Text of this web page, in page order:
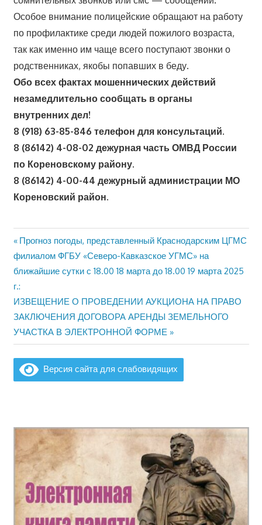
Особое внимание полицейские обращают на работу
по профилактике среди людей пожилого возраста,
так как именно им чаще всего поступают звонки о
родственниках, якобы попавших в беду.
Обо всех фактах мошеннических действий
незамедлительно сообщать в органы
внутренних дел!
8 (918) 63-85-846 телефон для консультаций.
8 (86142) 4-08-02 дежурная часть ОМВД России
по Кореновскому району.
8 (86142) 4-00-44 дежурный администрации МО
Кореновский район.
Навигация
по
записям
Предыдущая
запись:
Прогноз погоды, представленный Краснодарским ЦГМС
филиалом ФГБУ «Северо-Кавказское УГМС» на
ближайшие сутки с 18.00 18 марта до 18.00 19 марта 2025
г.:
Следующая
запись:
ИЗВЕЩЕНИЕ О ПРОВЕДЕНИИ АУКЦИОНА НА ПРАВО
ЗАКЛЮЧЕНИЯ ДОГОВОРА АРЕНДЫ ЗЕМЕЛЬНОГО
УЧАСТКА В ЭЛЕКТРОННОЙ ФОРМЕ
Версия сайта для слабовидящих